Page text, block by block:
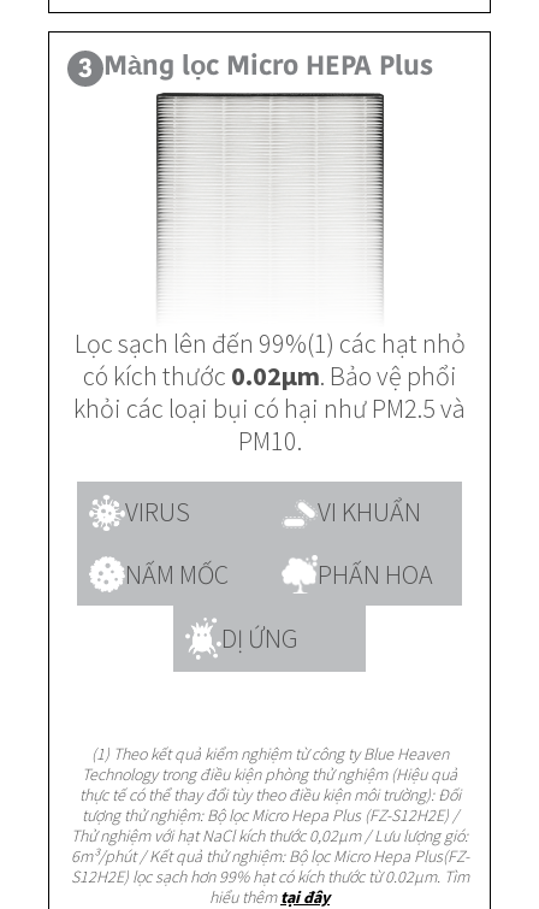
3 Màng lọc Micro HEPA Plus
Lọc sạch lên đến 99%(1) các hạt nhỏ
có kích thước 0.02µm. Bảo vệ phổi
khỏi các loại bụi có hại như PM2.5 và
PM10.
VIRUS
VI KHUẨN
NẤM MỐC
PHẤN HOA
DỊ ỨNG
(1) Theo kết quả kiểm nghiệm từ công ty Blue Heaven
Technology trong điều kiện phòng thử nghiệm (Hiệu quả
thực tế có thể thay đổi tùy theo điều kiện môi trường): Đối
tượng thử nghiệm: Bộ lọc Micro Hepa Plus (FZ-S12H2E) /
Thử nghiệm với hạt NaCl kích thước 0,02µm / Lưu lượng gió:
6m³/phút / Kết quả thử nghiệm: Bộ lọc Micro Hepa Plus(FZ-
S12H2E) lọc sạch hơn 99% hạt có kích thước từ 0.02µm. Tìm
hiểu thêmtại đây